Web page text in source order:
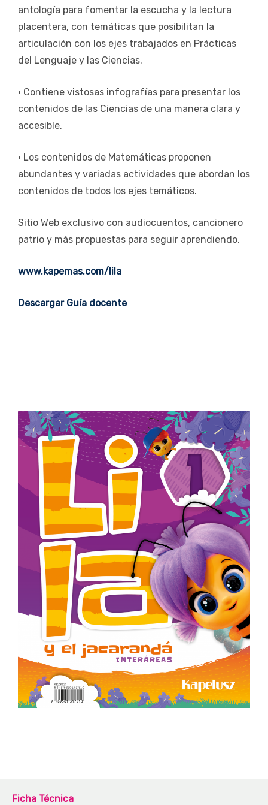
antología para fomentar la escucha y la lectura
placentera, con temáticas que posibilitan la
articulación con los ejes trabajados en Prácticas
del Lenguaje y las Ciencias.
• Contiene vistosas infografías para presentar los
contenidos de las Ciencias de una manera clara y
accesible.
• Los contenidos de Matemáticas proponen
abundantes y variadas actividades que abordan los
contenidos de todos los ejes temáticos.
Sitio Web exclusivo con audiocuentos, cancionero
patrio y más propuestas para seguir aprendiendo.
www.kapemas.com/lila
Descargar Guía docente
Ficha Técnica